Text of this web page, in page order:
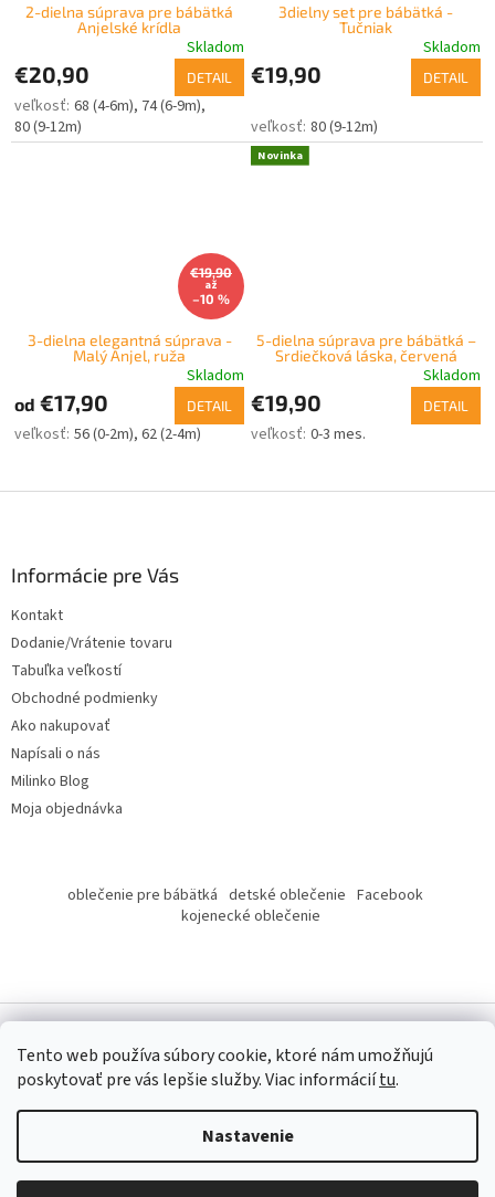
Tento web používa súbory cookie, ktoré nám umožňujú
poskytovať pre vás lepšie služby.Viac informáciítu.
Nastavenie
2-dielna súprava pre bábätká
Anjelské krídla
Skladom
€20,90 DETAIL
68 (4-6m) 74 (6-9m)
80 (9-12m)
3dielny set pre bábätká -
Tučniak
Skladom
€19,90 DETAIL
80 (9-12m)
€19,90
až
–10 %
3-dielna elegantná súprava -
Malý Anjel, ruža
Skladom
od €17,90 DETAIL
56 (0-2m) 62 (2-4m)
Novinka
5-dielna súprava pre bábätká –
Srdiečková láska, červená
Skladom
€19,90 DETAIL
0-3 mes.
Informácie pre Vás
Kontakt
Dodanie/Vrátenie tovaru
Tabuľka veľkostí
Obchodné podmienky
Ako nakupovať
Napísali o nás
Milinko Blog
Moja objednávka
oblečenie pre bábätká detské oblečenie Facebook
kojenecké oblečenie
Copyright 2026Milinko oblečenie. Všetky práva vyhradené.